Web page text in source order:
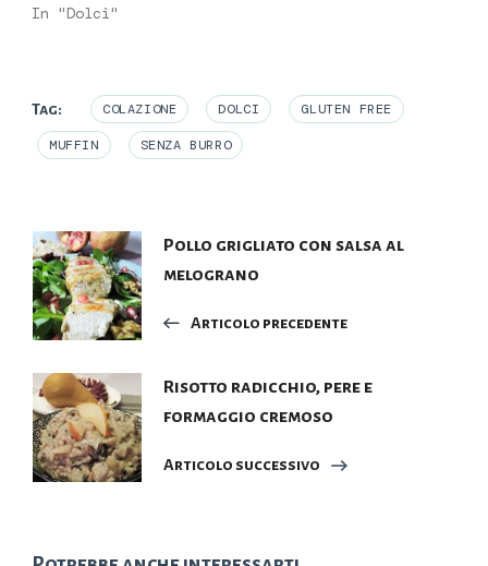
In "Dolci"
Tag: COLAZIONE DOLCI GLUTEN FREE
MUFFIN SENZA BURRO
Navigazione
articoli
Pollo grigliato con salsa al
melograno
Articolo precedente
Risotto radicchio, pere e
formaggio cremoso
Articolo successivo